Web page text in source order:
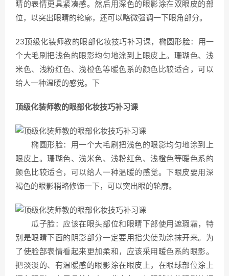
睛的表情更具紧凑感。然后用深色的眼影涂在双眼皮的部
位，以突出眼睛的轮廓，还可以略微强调一下眼角部分。
23顶级化装师教的眼部化妆技巧补习课，椭圆形脸：用一
个大毛刷把浅色的眼影均匀地涂到上眼皮上。珊瑚色、浅
米色、浅粉红色、浅橙色等暖色系的颜色比较适合，可以
给人一种温暖的感觉。下
顶级化装师教的眼部化妆技巧补习课
椭圆形脸：用一个大毛刷把浅色的眼影均匀地涂到上
眼皮上。珊瑚色、浅米色、浅粉红色、浅橙色等暖色系的
颜色比较适合，可以给人一种温暖的感觉。下眼皮要用深
褐色的眼影稍略修饰一下，可以突出眼的轮廓。
瓜子脸：应该在眼头部位和眼睛下部使用遮瑕霜，特
别是眼睛下面的阴影部分一定要用指尖使劲涂抹开来。为
了使脸部表情看起来更加柔和，应该采用暖色系的眼影。
把淡淡的、有温暖感的眼影涂在眼皮上，在眼球部位涂上